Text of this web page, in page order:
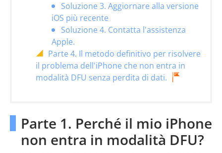
Soluzione 3. Aggiornare alla versione
iOS più recente
Soluzione 4. Contatta l'assistenza
Apple.
Parte 4. Il metodo definitivo per risolvere
il problema dell'iPhone che non entra in
modalità DFU senza perdita di dati.
Parte 1. Perché il mio iPhone
non entra in modalità DFU?